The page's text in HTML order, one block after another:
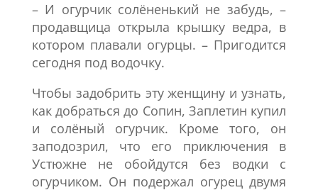
– И огурчик солёненький не забудь, –
продавщица открыла крышку ведра, в
котором плавали огурцы. – Пригодится
сегодня под водочку.
Чтобы задобрить эту женщину и узнать,
как добраться до Сопин, Заплетин купил
и солёный огурчик. Кроме того, он
заподозрил, что его приключения в
Устюжне не обойдутся без водки с
огурчиком. Он подержал огурец двумя